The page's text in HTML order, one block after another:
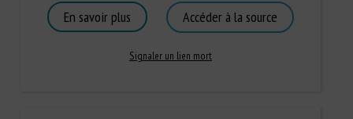
En savoir plus Accéder à la source
Signaler un lien mort